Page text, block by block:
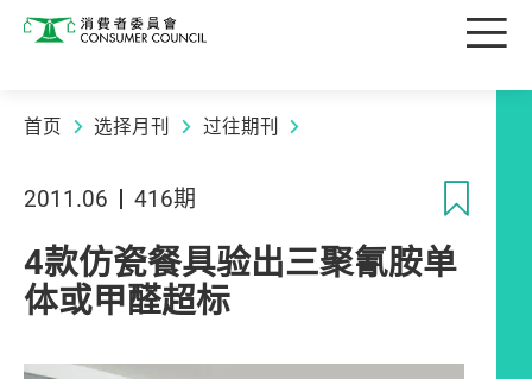
消费者委员会 目
首页 选择月刊 过往期刊
2011.06 416期
4款仿瓷餐具验出三聚氰胺单
体或甲醛超标